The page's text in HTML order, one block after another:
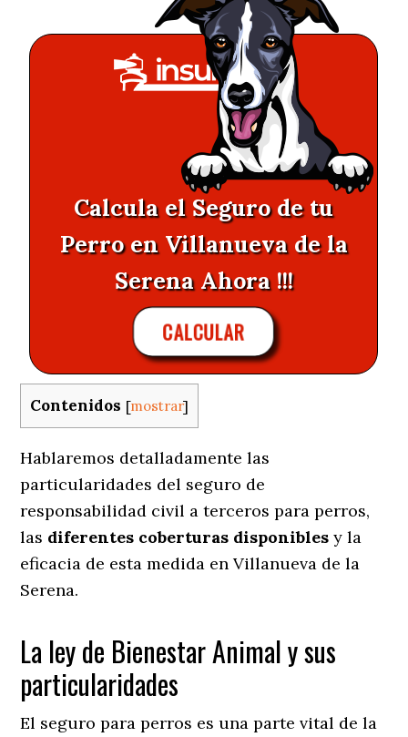
Calcula el Seguro de tu
Perro en Villanueva de la
Serena Ahora !!!
CALCULAR
Contenidos [mostrar]
Hablaremos detalladamente las
particularidades del seguro de
responsabilidad civil a terceros para perros,
las diferentes coberturas disponibles y la
eficacia de esta medida en Villanueva de la
Serena.
La ley de Bienestar Animal y sus
particularidades
El seguro para perros es una parte vital de la